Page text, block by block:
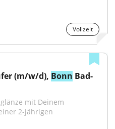
Vollzeit
(m/w/d), Bonn Bad-
mit Deinem